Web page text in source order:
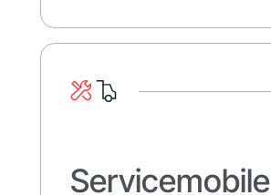
Servicemobile